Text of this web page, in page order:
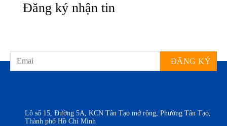
Đăng ký nhận tin
Lô số 15, Đường 5A, KCN Tân Tạo mở rộng, Phường Tân Tạo,
Thành phố Hồ Chí Minh